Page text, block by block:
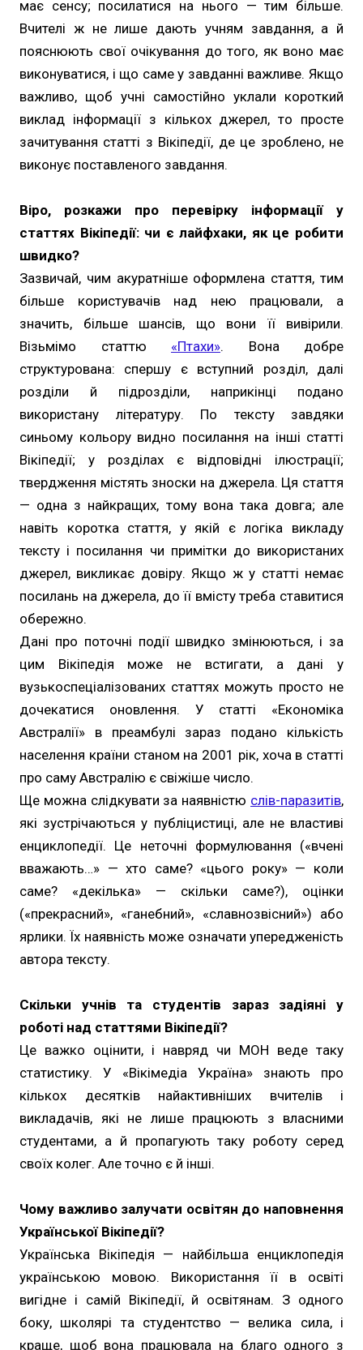
має сенсу; посилатися на нього — тим більше.
Вчителі ж не лише дають учням завдання, а й
пояснюють свої очікування до того, як воно має
виконуватися, і що саме у завданні важливе. Якщо
важливо, щоб учні самостійно уклали короткий
виклад інформації з кількох джерел, то просте
зачитування статті з Вікіпедії, де це зроблено, не
виконує поставленого завдання.
Віро, розкажи про перевірку інформації у
статтях Вікіпедії: чи є лайфхаки, як це робити
швидко?
Зазвичай, чим акуратніше оформлена стаття, тим
більше користувачів над нею працювали, а
значить, більше шансів, що вони її вивірили.
Візьмімо статтю «Птахи». Вона добре
структурована: спершу є вступний розділ, далі
розділи й підрозділи, наприкінці подано
використану літературу. По тексту завдяки
синьому кольору видно посилання на інші статті
Вікіпедії; у розділах є відповідні ілюстрації;
твердження містять зноски на джерела. Ця стаття
— одна з найкращих, тому вона така довга; але
навіть коротка стаття, у якій є логіка викладу
тексту і посилання чи примітки до використаних
джерел, викликає довіру. Якщо ж у статті немає
посилань на джерела, до її вмісту треба ставитися
обережно.
Дані про поточні події швидко змінюються, і за
цим Вікіпедія може не встигати, а дані у
вузькоспеціалізованих статтях можуть просто не
дочекатися оновлення. У статті «Економіка
Австралії» в преамбулі зараз подано кількість
населення країни станом на 2001 рік, хоча в статті
про саму Австралію є свіжіше число.
Ще можна слідкувати за наявністю слів-паразитів,
які зустрічаються у публіцистиці, але не властиві
енциклопедії. Це неточні формулювання («вчені
вважають…» — хто саме? «цього року» — коли
саме? «декілька» — скільки саме?), оцінки
(«прекрасний», «ганебний», «славнозвісний») або
ярлики. Їх наявність може означати упередженість
автора тексту.
Скільки учнів та студентів зараз задіяні у
роботі над статтями Вікіпедії?
Це важко оцінити, і навряд чи МОН веде таку
статистику. У «Вікімедіа Україна» знають про
кількох десятків найактивніших вчителів і
викладачів, які не лише працюють з власними
студентами, а й пропагують таку роботу серед
своїх колег. Але точно є й інші.
Чому важливо залучати освітян до наповнення
Української Вікіпедії?
Українська Вікіпедія — найбільша енциклопедія
українською мовою. Використання її в освіті
вигідне і самій Вікіпедії, й освітянам. З одного
боку, школярі та студентство — велика сила, і
краще, щоб вона працювала на благо одного з